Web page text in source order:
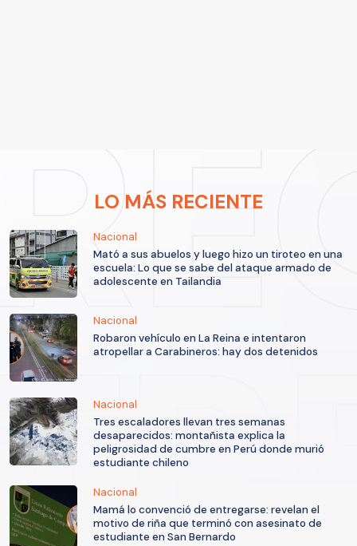
LO MÁS RECIENTE
Nacional
Mató a sus abuelos y luego hizo un tiroteo en una
escuela: Lo que se sabe del ataque armado de
adolescente en Tailandia
Nacional
Robaron vehículo en La Reina e intentaron
atropellar a Carabineros: hay dos detenidos
Nacional
Tres escaladores llevan tres semanas
desaparecidos: montañista explica la
peligrosidad de cumbre en Perú donde murió
estudiante chileno
Nacional
Mamá lo convenció de entregarse: revelan el
motivo de riña que terminó con asesinato de
estudiante en San Bernardo